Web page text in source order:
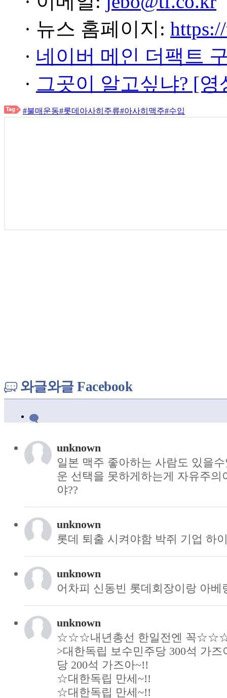
· 뉴스 홈페이지:
· 네이버 메인 더팩트
· 그곳이 알고싶냐? [
#불매운동#롯데아사히주류#아사히맥주#수입
와글와글 Facebook
unknown
일본 맥주 좋아하는 사람도 있을
운 선택을 못하게하는게 자유주의
야??
unknown
롯데 퇴출 시켜야함 박쥐 기업 하
unknown
어차피 신동빈 롯데회장이랑 아베
unknown
☆☆☆내년총선 한일전엔 꼭
>대한독립 보수민주당 300석 가
당 200석 가즈아~!!
☆대한독립 만세~!!
☆대한독립 만세~!!